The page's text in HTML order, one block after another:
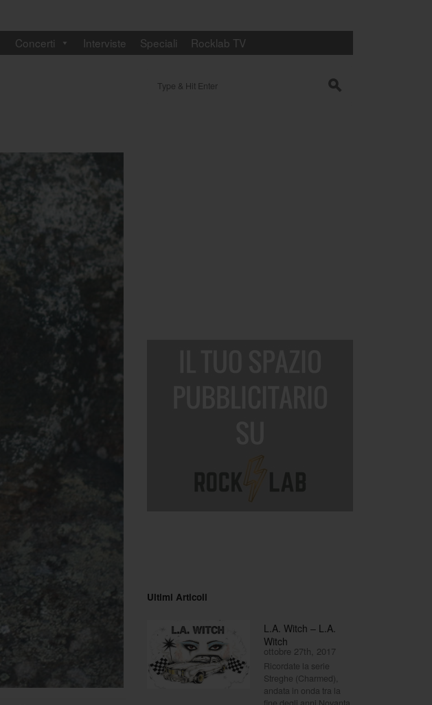
Concerti Interviste Speciali Rocklab TV
s
Ultimi Articoli
L.A. Witch – L.A.
Witch
ottobre 27th, 2017
Ricordate la serie
Streghe (Charmed),
andata in onda tra la